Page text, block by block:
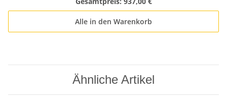
Alle in den Warenkorb
Ähnliche Artikel